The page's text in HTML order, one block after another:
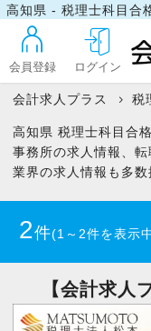
会員登録 ログイン
会計求人プラス 税
高知県 税理士科目合
事務所の求人情報、
業界の求人情報も多数
2件(1～2件を表示
正社員(1)
【会計求人